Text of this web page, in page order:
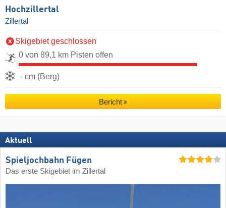
Hochzillertal
Zillertal
Skigebiet geschlossen
0 von 89,1 km Pisten offen
- cm (Berg)
Bericht
Aktuell
Spieljochbahn Fügen
Das erste Skigebiet im Zillertal